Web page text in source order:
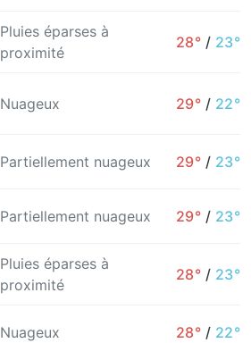
Pluies éparses à
proximité
28° / 23°
Nuageux 29° / 22°
Partiellement nuageux 29° / 23°
Partiellement nuageux 29° / 23°
Pluies éparses à
proximité
28° / 23°
Nuageux 28° / 22°